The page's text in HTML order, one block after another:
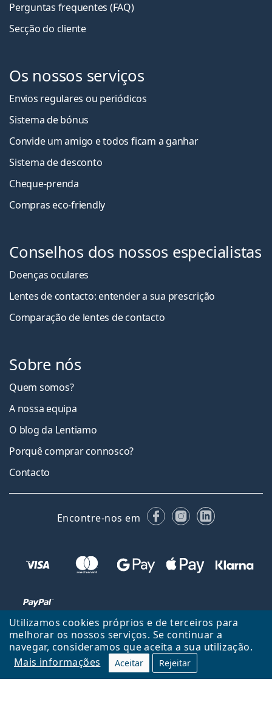
Utilizamos cookies próprios e de terceiros para
melhorar os nossos serviços. Se continuar a
navegar, consideramos que aceita a sua utilização.
Mais informações
Aceitar Rejeitar
Perguntas frequentes (FAQ)
Secção do cliente
Os nossos serviços
Envios regulares ou periódicos
Sistema de bónus
Convide um amigo e todos ficam a ganhar
Sistema de desconto
Cheque-prenda
Compras eco-friendly
Conselhos dos nossos especialistas
Doenças oculares
Lentes de contacto: entender a sua prescrição
Comparação de lentes de contacto
Sobre nós
Quem somos?
A nossa equipa
O blog da Lentiamo
Porquê comprar connosco?
Contacto
Encontre-nos em FacebookInstagram
LinkedIn
Voltar ao início
Cima
Lentiamo.pt é propriedade e operado por Lentiamo s.r.o., República
Checa
Consigo durante 18 anos.